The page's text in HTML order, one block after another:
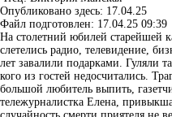
Опубликовано здесь: 17.04.25
Файл подготовлен: 17.04.25 09:39
На столетний юбилей старейшей
слетелись радио, телевидение,
лет завалили подарками. Гуляли
кого из гостей недосчитались.
большой любитель выпить,
тележурналистка Елена,